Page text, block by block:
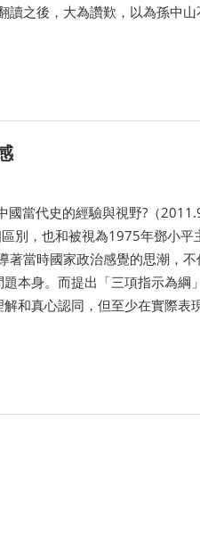
之後，大為讚歎，以為孫中山
當代史的經驗與視野?（
別，也和被視為1975年鄧小平
當時國家政治感覺的思潮，
本身。而提出「三項指示為綱
和真心認同，但至少在實際表